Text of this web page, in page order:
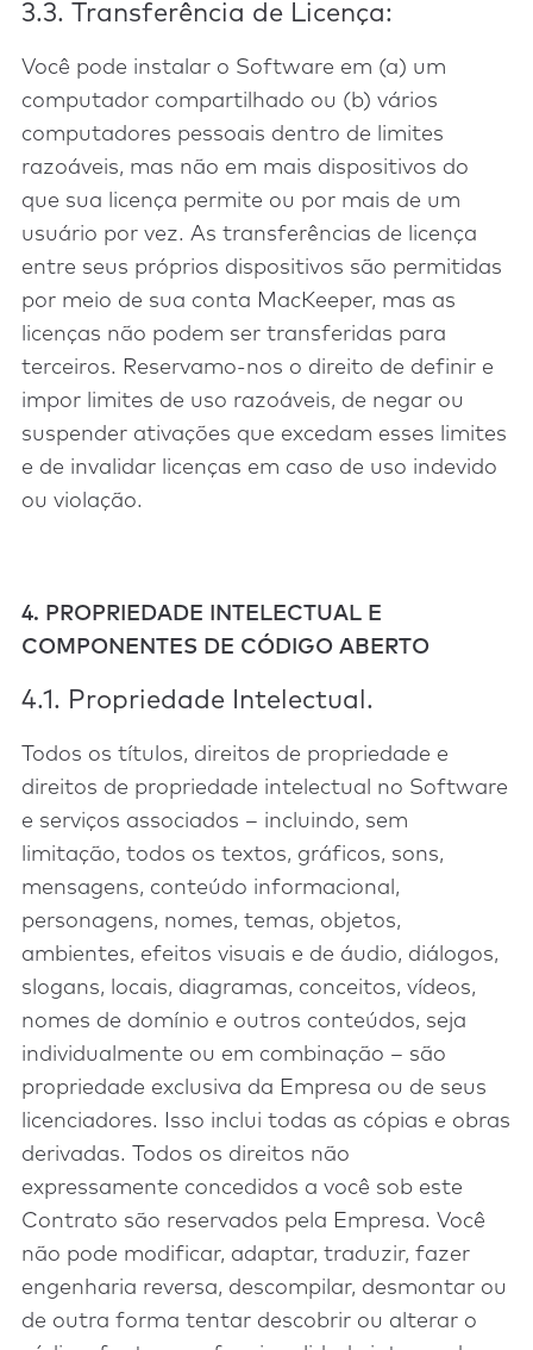
3.3. Transferência de Licença:
Você pode instalar o Software em (a) um
computador compartilhado ou (b) vários
computadores pessoais dentro de limites
razoáveis, mas não em mais dispositivos do
que sua licença permite ou por mais de um
usuário por vez. As transferências de licença
entre seus próprios dispositivos são permitidas
por meio de sua conta MacKeeper, mas as
licenças não podem ser transferidas para
terceiros. Reservamo-nos o direito de definir e
impor limites de uso razoáveis, de negar ou
suspender ativações que excedam esses limites
e de invalidar licenças em caso de uso indevido
ou violação.
4. PROPRIEDADE INTELECTUAL E
COMPONENTES DE CÓDIGO ABERTO
4.1. Propriedade Intelectual.
Todos os títulos, direitos de propriedade e
direitos de propriedade intelectual no Software
e serviços associados – incluindo, sem
limitação, todos os textos, gráficos, sons,
mensagens, conteúdo informacional,
personagens, nomes, temas, objetos,
ambientes, efeitos visuais e de áudio, diálogos,
slogans, locais, diagramas, conceitos, vídeos,
nomes de domínio e outros conteúdos, seja
individualmente ou em combinação – são
propriedade exclusiva da Empresa ou de seus
licenciadores. Isso inclui todas as cópias e obras
derivadas. Todos os direitos não
expressamente concedidos a você sob este
Contrato são reservados pela Empresa. Você
não pode modificar, adaptar, traduzir, fazer
engenharia reversa, descompilar, desmontar ou
de outra forma tentar descobrir ou alterar o